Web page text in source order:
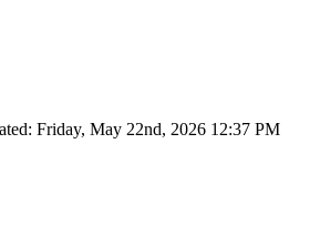
Friday, May 22nd, 2026 12:37 PM